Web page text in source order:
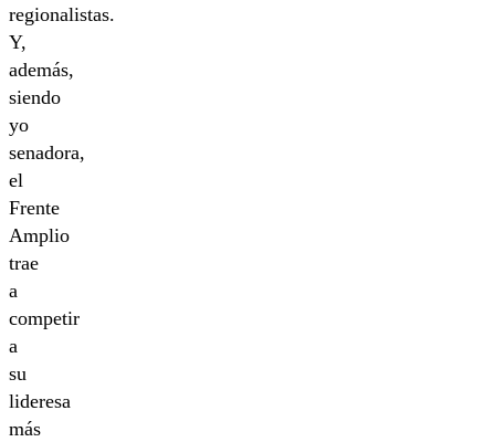
regionalistas.
Y,
además,
siendo
yo
senadora,
el
Frente
Amplio
trae
a
competir
a
su
lideresa
más